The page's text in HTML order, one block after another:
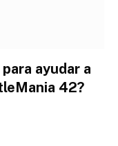
ayudar a
42?